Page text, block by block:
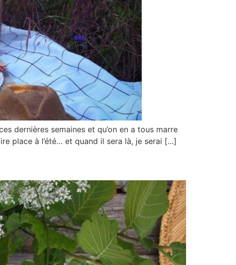
dernières semaines et qu’on en a tous marre
place à l’été… et quand il sera là, je serai […]